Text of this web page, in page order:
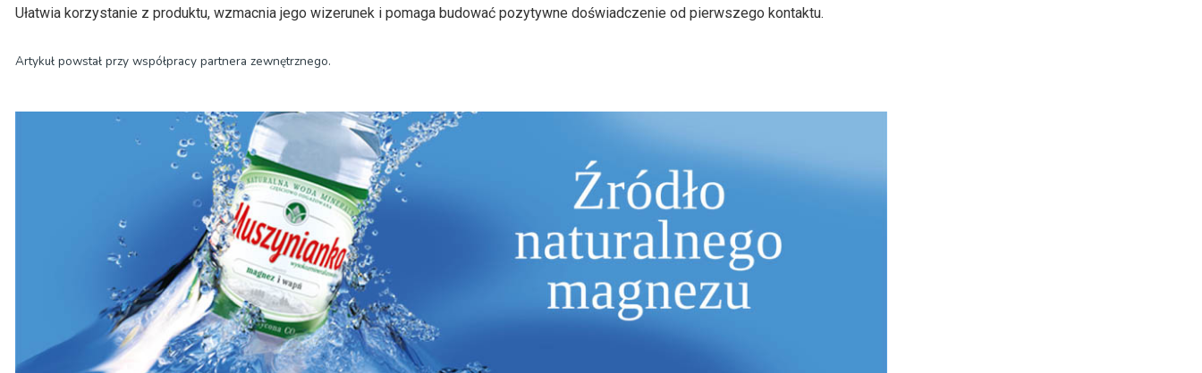
Ułatwia korzystanie z produktu, wzmacnia jego wizerunek i pomaga budować pozytywne doświadczenie od pierwszego kontaktu.
Artykuł powstał przy współpracy partnera zewnętrznego.